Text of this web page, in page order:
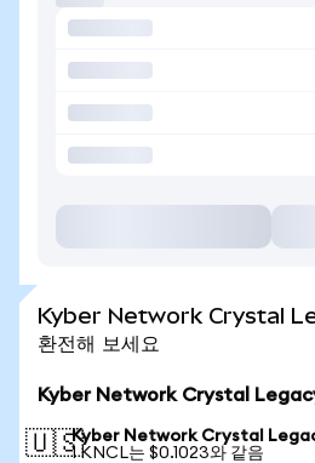
Kyber Network Crystal
환전해 보세요
Kyber Network Crystal
🇺🇸Kyber Network Crystal
1 KNCL는 $0.1023와 같음